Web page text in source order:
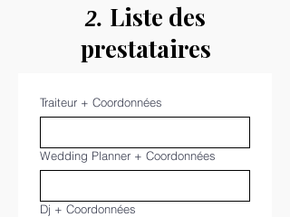
2. Liste des
prestataires
Traiteur + Coordonnées
Wedding Planner + Coordonnées
Dj + Coordonnées